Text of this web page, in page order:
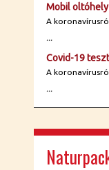
Mobil
A
...
Covid-19
A
...